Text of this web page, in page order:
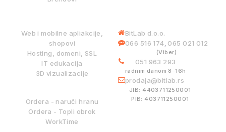
Web i mobilne apliakcije,
shopovi
Hosting, domeni, SSL
IT edukacija
3D vizualizacije
Ordera - naruči hranu
Ordera - Topli obrok
WorkTime
BitLab d.o.o.
066 516 174, 065 021 012
(Viber)
051 963 293
radnim danom 8–16h
prodaja@bitlab.rs
JIB: 4403711250001
PIB: 403711250001